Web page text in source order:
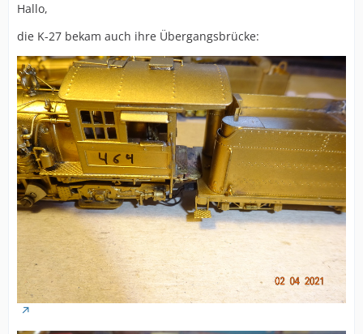
Hallo,
die K-27 bekam auch ihre Übergangsbrücke: